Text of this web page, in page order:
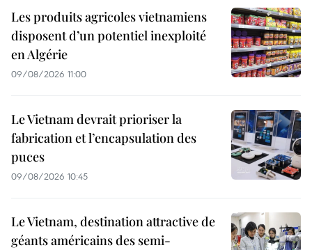
Les produits agricoles vietnamiens
disposent d’un potentiel inexploité
en Algérie
09/08/2026 11:00
Le Vietnam devrait prioriser la
fabrication et l’encapsulation des
puces
09/08/2026 10:45
Le Vietnam, destination attractive de
géants américains des semi-